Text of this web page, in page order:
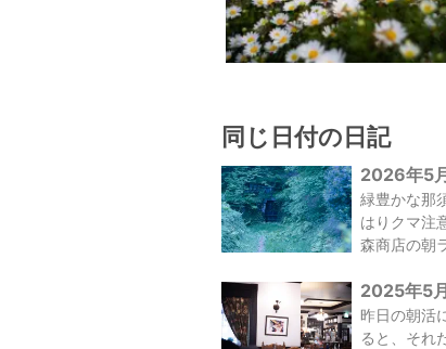
同じ日付の日記
2026年5
緑豊かな那
はりクマ注
森商店の朝
2025年5
昨日の朝活
ると、それ